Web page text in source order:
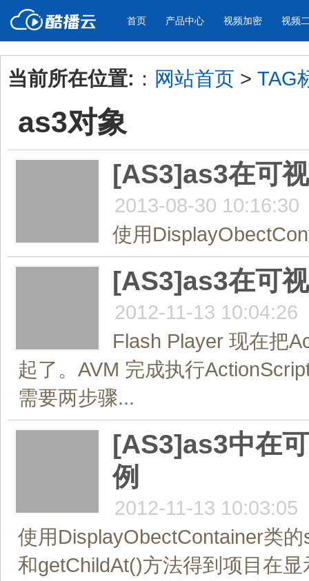
首页 产品中心
产品与新功能
视频加密防下载防录屏
防下载/防盗录/防录屏/防篡改
帮助企业视频
视频加密 视频
应用场景
企业宣传
工作汇报
年会节目
当前所在位置: ： 网站首页 > TAG
as3对象
[AS3]as3在可
2013-08-30 10:16:30
使用
[AS3]as3在可
2012-11-13 10:04:26
Flash Player 现在把
起了。AVM 完成执行
需要两步骤...
[AS3]as3中在
例
2012-11-13 10:03:05
使用DisplayObectContainer类
和getChildAt()方法得到项目在